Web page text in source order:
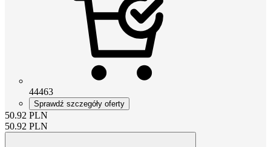
44463
Sprawdź szczegóły oferty
50.92 PLN
50.92 PLN